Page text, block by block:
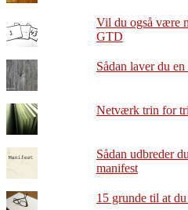
Vil du også være
GTD
Sådan laver du
Netværk trin for
Sådan udbreder
manifest
15 grunde til at